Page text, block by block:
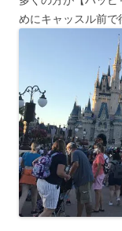
めにキャッスル前で